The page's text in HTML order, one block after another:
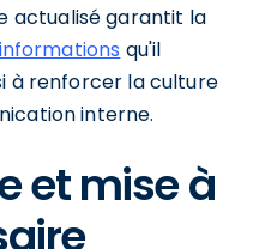
actualisé garantit la
qu'il
à renforcer la culture
interne.
et mise à